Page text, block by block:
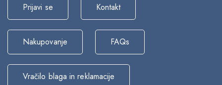
Prijavi se Kontakt
Nakupovanje FAQs
Vračilo blaga in reklamacije